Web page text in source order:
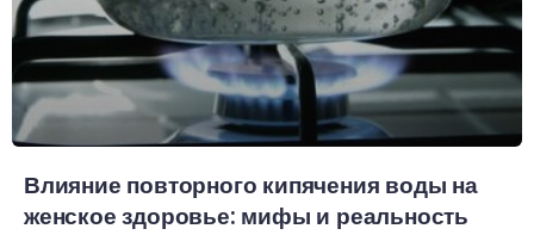
Влияние повторного кипячения воды на
женское здоровье: мифы и реальность